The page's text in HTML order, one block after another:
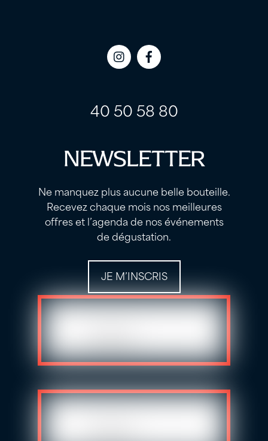
Icon
Icon
40 50 58 80
NEWSLETTER
Ne manquez plus aucune belle bouteille.
Recevez chaque mois nos meilleures
offres et l’agenda de nos événements
de dégustation.
JE M’INSCRIS